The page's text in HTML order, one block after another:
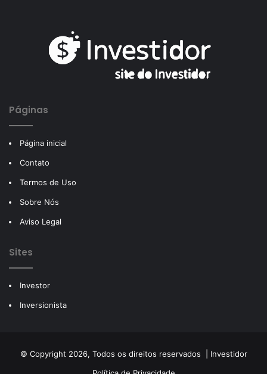
Páginas
Página inicial
Contato
Termos de Uso
Sobre Nós
Aviso Legal
Sites
Investor
Inversionista
© Copyright 2026, Todos os direitos reservados | Investidor